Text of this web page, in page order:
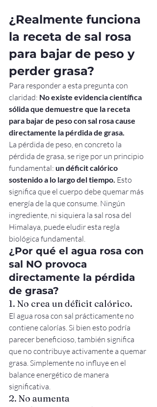
¿Realmente funciona
la receta de sal rosa
para bajar de peso y
perder grasa?
Para responder a esta pregunta con
claridad: No existe evidencia científica
sólida que demuestre que la receta
para bajar de peso con sal rosa cause
directamente la pérdida de grasa.
La pérdida de peso, en concreto la
pérdida de grasa, se rige por un principio
fundamental: un déficit calórico
sostenido a lo largo del tiempo. Esto
significa que el cuerpo debe quemar más
energía de la que consume. Ningún
ingrediente, ni siquiera la sal rosa del
Himalaya, puede eludir esta regla
biológica fundamental.
¿Por qué el agua rosa con
sal NO provoca
directamente la pérdida
de grasa?
1. No crea un déficit calórico.
El agua rosa con sal prácticamente no
contiene calorías. Si bien esto podría
parecer beneficioso, también significa
que no contribuye activamente a quemar
grasa. Simplemente no influye en el
balance energético de manera
significativa.
2. No aumenta